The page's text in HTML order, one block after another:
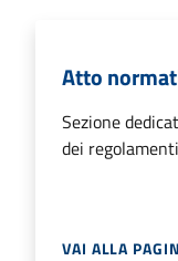
Atto
Sezione
dei
VAI ALLA